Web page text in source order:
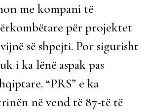
me kompani të
për projektet
së shpejti. Por sigurisht
i ka lënë aspak pas
“PRS” e ka
në vend të 87-të të